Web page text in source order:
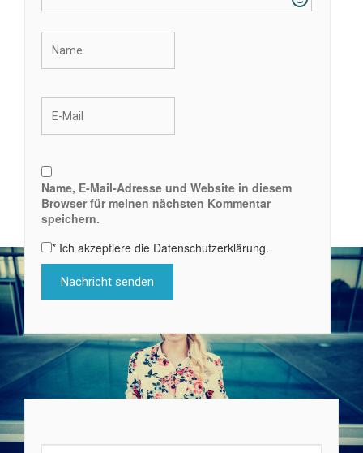
Name, E-Mail-Adresse und Website in diesem
Browser für meinen nächsten Kommentar
speichern.
* Ich akzeptiere die Datenschutzerklärung.